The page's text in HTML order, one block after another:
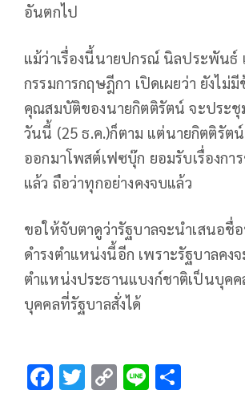
อันตกไป
แม้ว่าเรื่องนี้นายปกรณ์ นิลประพันธ์
กรรมการกฤษฎีกา เปิดเผยว่า ยังไม่มี
คุณสมบัติของนายกิตติรัตน์ จะประชุ
วันนี้ (25 ธ.ค.)ก็ตาม แต่นายกิตติรัต
ออกมาโพสต์เฟซบุ๊ก ยอมรับเรื่องก
แล้ว ถือว่าทุกอย่างคงจบแล้ว
ขอให้จับตาดูว่ารัฐบาลจะนำเสนอชื่
ดำรงตำแหน่งนี้อีก เพราะรัฐบาลคง
ตำแหน่งประธานแบงก์ชาติเป็นบุค
บุคคลที่รัฐบาลสั่งได้
F T C Li